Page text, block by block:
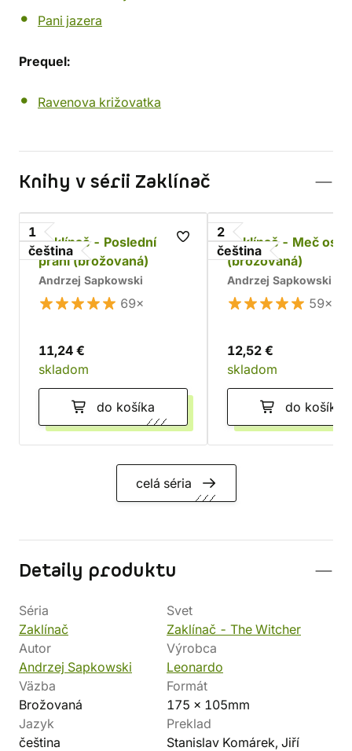
Pani jazera
Prequel:
Ravenova križovatka
Knihy v sérii Zaklínač
1
čeština
Zaklínač - Poslední
přání (brožovaná)
Andrzej Sapkowski
69×
11,24 €
skladom
do košíka
2
čeština
Zaklínač - Meč
(brožovaná)
Andrzej Sapkowski
59×
12,52 €
skladom
do košíka
celá séria
Detaily produktu
Séria
Zaklínač
Svet
Zaklínač - The Witcher
Autor
Andrzej Sapkowski
Výrobca
Leonardo
Väzba
Brožovaná
Formát
175 x 105mm
Jazyk
čeština
Preklad
Stanislav Komárek, Jiří